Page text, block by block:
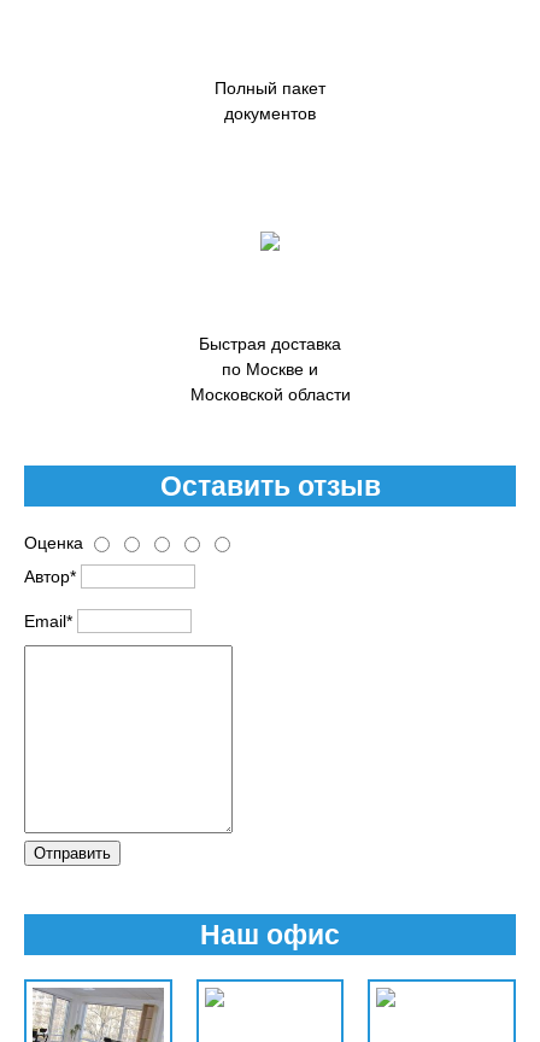
Полный пакет
документов
Быстрая доставка
по Москве и
Московской области
Оставить отзыв
Оценка
Автор*
Email*
Отправить
Наш офис